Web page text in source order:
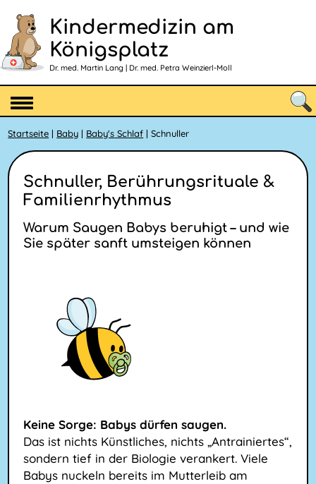
Kindermedizin am
Königsplatz
Dr. med. Martin Lang | Dr. med. Petra Weinzierl-Moll
Startseite | Baby | Baby's Schlaf | Schnuller
Schnuller, Berührungsrituale &
Familienrhythmus
Warum Saugen Babys beruhigt – und wie
Sie später sanft umsteigen können
Keine Sorge: Babys dürfen saugen.
Das ist nichts Künstliches, nichts „Antrainiertes“,
sondern tief in der Biologie verankert. Viele
Babys nuckeln bereits im Mutterleib am